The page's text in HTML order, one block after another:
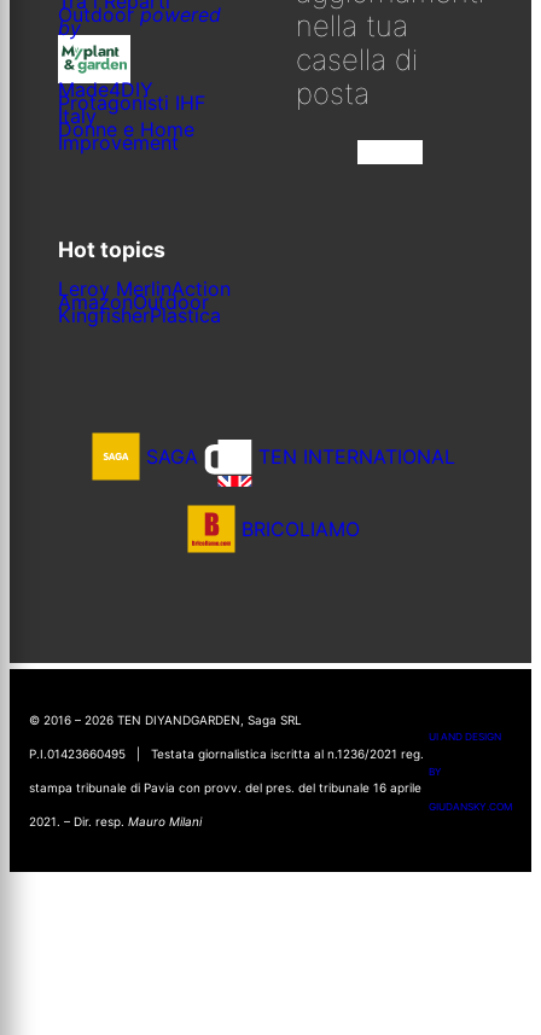
Outdoorpowered
by
Made4DIY
Protagonisti IHF
Italy
Donne e Home
Improvement
Hot topics
Leroy MerlinAction
AmazonOutdoor
KingfisherPlastica
nella tua
casella di
posta
SAGA TEN INTERNATIONAL
BRICOLIAMO
© 2016 – 2026 TEN DIYANDGARDEN, Saga SRL
P.I.01423660495 | Testata giornalistica iscritta al n.1236/2021 reg.
stampa tribunale di Pavia con provv. del pres. del tribunale 16 aprile
2021. – Dir. resp. Mauro Milani
UI AND DESIGN
BY
GIUDANSKY.COM